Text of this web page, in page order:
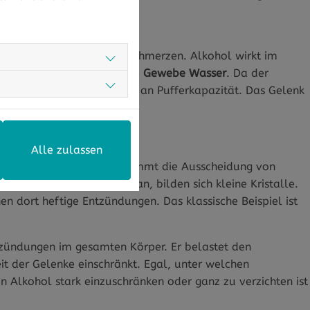
Alkohol und Gelenkschmerzen. Alkohol wirkt im
Erentzieht dem Gewebe Wasser. Da der
er bei Dehydration an Pufferkapazität. Das Gelenk
neigen. Alkohol hemmt die Ausscheidung von
im Blut zu stark an, bilden sich kleine Kristalle.
dort heftige Entzündungen. Das klassische Beispiel ist
im gesamten Körper. Er belastet den
der Gelenke einschränkt. Egal, unter welchen
Alkohol stark einzuschränken oder ganz zu verzichten ist
Alle zulassen